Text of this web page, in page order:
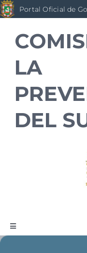
Skip
to
Portal Oficial de
LA
DEL
Toggle